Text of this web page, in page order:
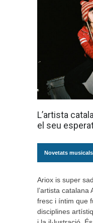
L’artista
el seu
Novetats musicals
Ariox is super
l’artista catalana
fresc i íntim que
disciplines